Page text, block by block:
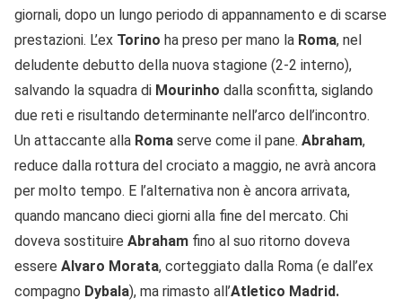
giornali, dopo un lungo periodo di appannamento e di scarse
prestazioni. L’ex Torino ha preso per mano la Roma, nel
deludente debutto della nuova stagione (2-2 interno),
salvando la squadra di Mourinho dalla sconfitta, siglando
due reti e risultando determinante nell’arco dell’incontro.
Un attaccante alla Roma serve come il pane. Abraham,
reduce dalla rottura del crociato a maggio, ne avrà ancora
per molto tempo. E l’alternativa non è ancora arrivata,
quando mancano dieci giorni alla fine del mercato. Chi
doveva sostituire Abraham fino al suo ritorno doveva
essere Alvaro Morata, corteggiato dalla Roma (e dall’ex
compagno Dybala), ma rimasto all’Atletico Madrid.